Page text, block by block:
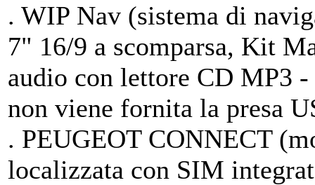
. WIP Nav (sistema di
7" 16/9 a scomparsa, Kit
audio con lettore CD MP3
non viene fornita la presa
. PEUGEOT CONNECT
localizzata con SIM